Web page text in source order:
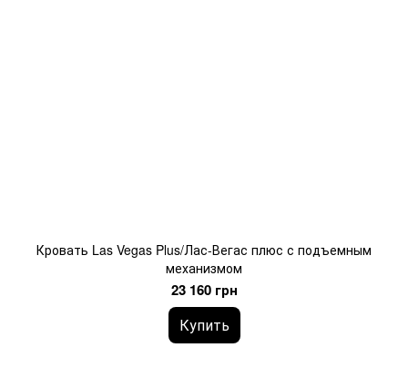
Кровать Las Vegas Plus/Лас-Вегас плюс с подъемным
механизмом
23 160 грн
Купить